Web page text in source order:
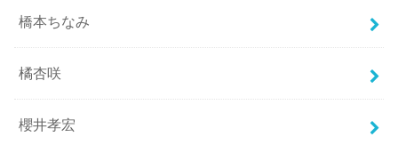
橋本ちなみ
橘杏咲
櫻井孝宏